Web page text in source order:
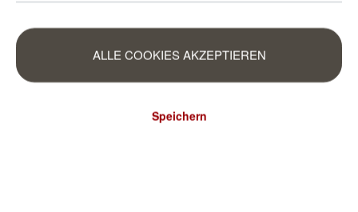
ALLE COOKIES AKZEPTIEREN
Speichern